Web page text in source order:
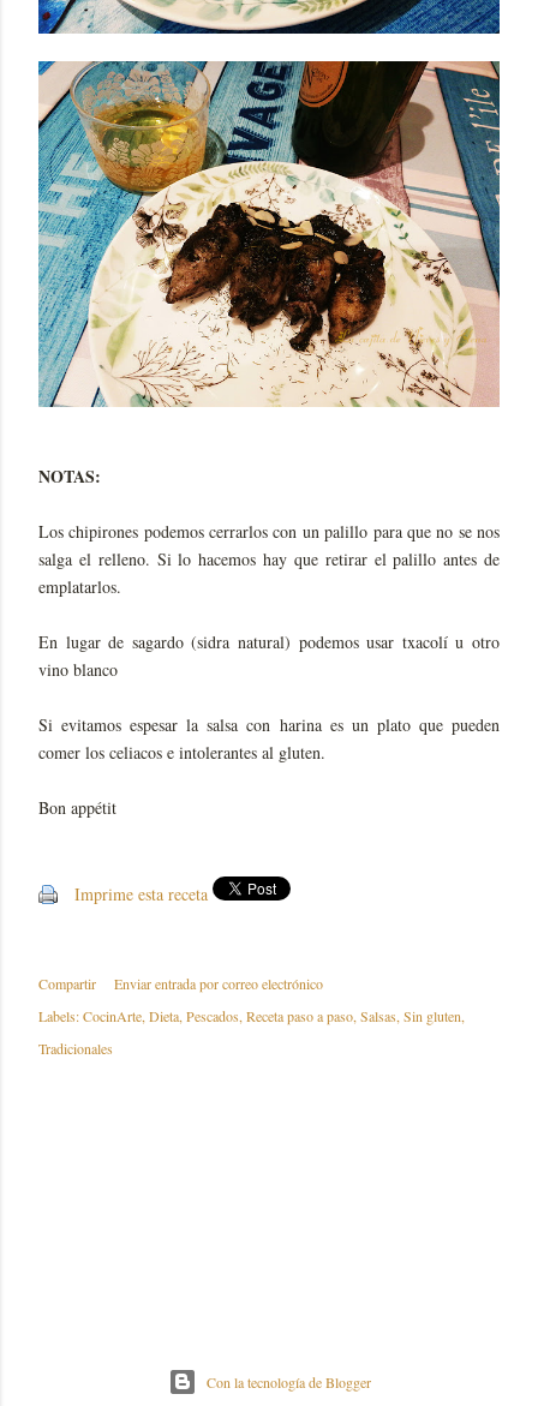
NOTAS:
Los chipirones podemos cerrarlos con un palillo para que no se nos
salga el relleno. Si lo hacemos hay que retirar el palillo antes de
emplatarlos.
En lugar de sagardo (sidra natural) podemos usar txacolí u otro
vino blanco
Si evitamos espesar la salsa con harina es un plato que pueden
comer los celiacos e intolerantes al gluten.
Bon appétit
Imprime esta receta
Compartir
Enviar entrada por correo electrónico
Labels:CocinArte Dieta Pescados Receta paso a paso Salsas Sin gluten
Tradicionales
Con la tecnología de Blogger